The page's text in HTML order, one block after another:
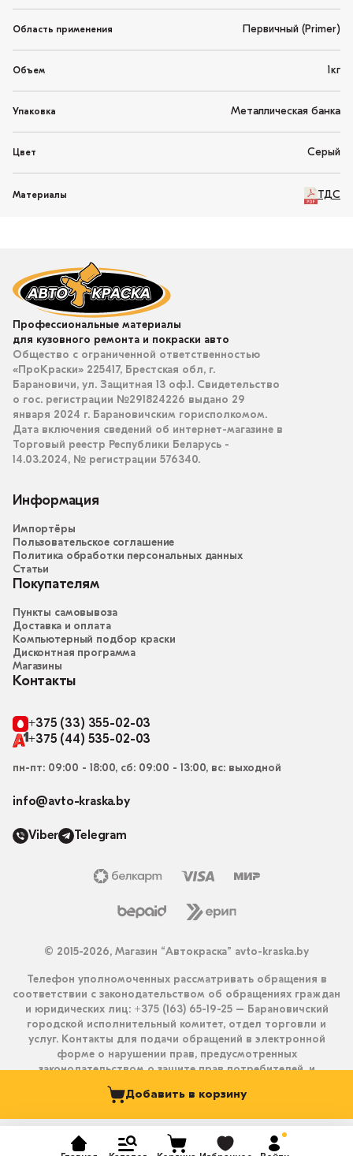
Добавить в корзину
Область применения Первичный (Primer)
Объем 1кг
Упаковка Металлическая банка
Цвет Серый
Материалы ТДС
Профессиональные материалы
для кузовного ремонта и покраски авто
Общество с ограниченной ответственностью
«ПроКраски» 225417, Брестская обл, г.
Барановичи, ул. Защитная 13 оф.1. Свидетельство
о гос. регистрации №291824226 выдано 29
января 2024 г. Барановичским горисполкомом.
Дата включения сведений об интернет-магазине в
Торговый реестр Республики Беларусь -
14.03.2024, № регистрации 576340.
Информация
Импортёры
Пользовательское соглашение
Политика обработки персональных данных
Статьи
Покупателям
Пункты самовывоза
Доставка и оплата
Компьютерный подбор краски
Дисконтная программа
Магазины
Контакты
+375 (33) 355-02-03
+375 (44) 535-02-03
пн-пт: 09:00 - 18:00, сб: 09:00 - 13:00, вс: выходной
info@avto-kraska.by
Viber Telegram
© 2015-2026, Магазин “Автокраска” avto-kraska.by
Телефон уполномоченных рассматривать обращения в
соответствии с законодательством об обращениях граждан
и юридических лиц: +375 (163) 65-19-25 – Барановичский
городской исполнительный комитет, отдел торговли и
услуг. Контакты для подачи обращений в электронной
форме о нарушении прав, предусмотренных
законодательством о защите прав потребителей, и
получения ответа на них: info@avto-kraska.by и
+375333550203 (Viber, Telegram).